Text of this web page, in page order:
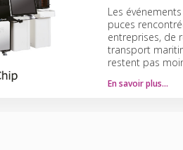
Les
puces
entreprises, de
transport
restent pas
En savoir plus…